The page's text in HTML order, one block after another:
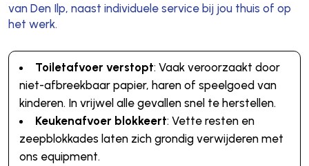
van Den Ilp, naast individuele service bij jou thuis of op
het werk.
Toiletafvoer verstopt: Vaak veroorzaakt door
niet-afbreekbaar papier, haren of speelgoed van
kinderen. In vrijwel alle gevallen snel te herstellen.
Keukenafvoer blokkeert: Vette resten en
zeepblokkades laten zich grondig verwijderen met
ons equipment.